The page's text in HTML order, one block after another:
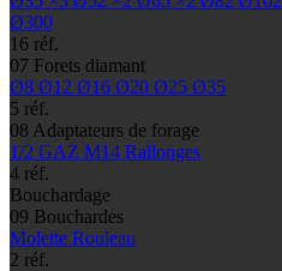
Ø300
16 réf.
07 Forets diamant
Ø8 Ø12 Ø16 Ø20 Ø25 Ø35
5 réf.
08 Adaptateurs de forage
1/2 GAZ M14 Rallonges
4 réf.
Bouchardage
09 Bouchardes
Molette Rouleau
2 réf.